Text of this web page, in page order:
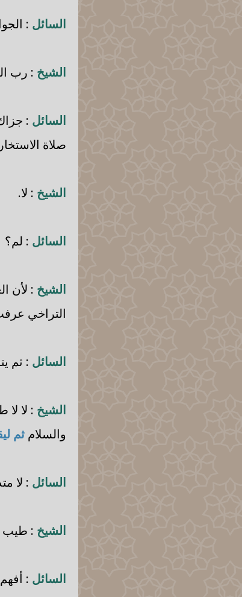
السائل :
الشيخ : رب
السائل :
صلاة
الشيخ : لا.
السائل : لم؟
الشيخ : لأن
التراخي
السائل : ثم
الشيخ : لا
والسلام ثم
السائل : لا
الشيخ : طيب
السائل :